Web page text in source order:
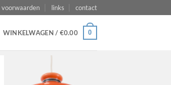
voorwaarden links contact
WINKELWAGEN / €0.00 0